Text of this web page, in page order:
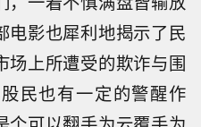
电影也犀利地揭示了民
场上所遭受的欺诈与围
民也有一定的警醒作